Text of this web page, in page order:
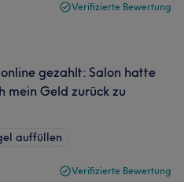
Verifizierte Bewertung
gezahlt: Salon hatte
mein Geld zurück zu
auffüllen
Verifizierte Bewertung